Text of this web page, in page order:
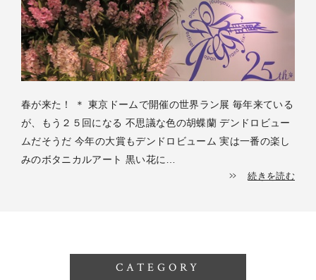
春が来た！ ＊ 東京ドームで開催の世界ラン展 毎年来ている
が、もう２５回になる 不思議な色の胡蝶蘭 デンドロビュー
ムだそうだ 今年の大賞もデンドロビューム 実は一番の楽し
みのボタニカルアート 黒い花に…
続きを読む
CATEGORY